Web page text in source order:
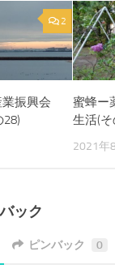
2
振興会
蜜蜂ー
生活(そ
2021年
ック
ピンバック 0